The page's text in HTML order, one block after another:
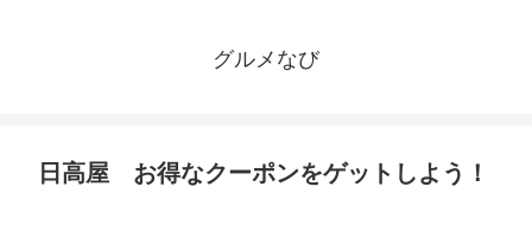
グルメなび
日高屋 お得なクーポンをゲットしよう！